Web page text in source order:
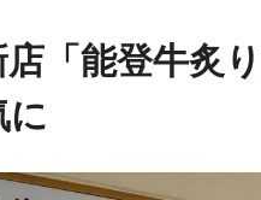
店「能登牛炙
に